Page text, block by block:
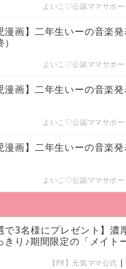
よいこ♡公認ママサポー
漫画】二年生いーの音楽発
よいこ♡公認ママサポー
漫画】二年生いーの音楽
よいこ♡公認ママサポー
漫画】二年生いーの音楽
よいこ♡公認ママサポー
で3名様にプレゼント】濃
きり♪期間限定の「メイト
【PR】元気ママ公式 |